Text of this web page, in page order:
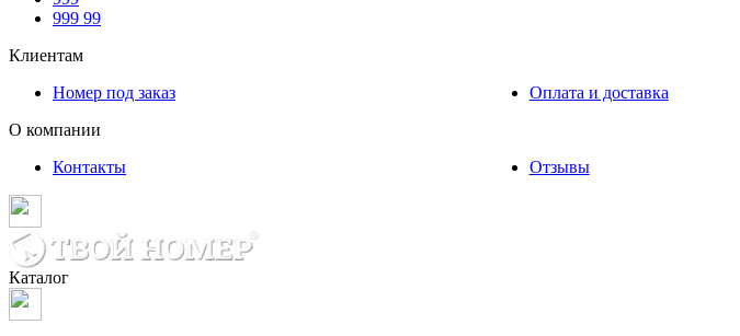
999 99
Клиентам
Номер под заказ
Оплата и доставка
О компании
Контакты
Отзывы
Каталог